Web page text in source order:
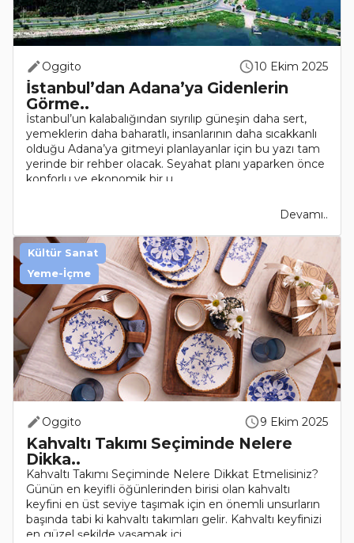
Oggito 10 Ekim 2025
İstanbul’dan Adana’ya Gidenlerin
Görme..
İstanbul’un kalabalığından sıyrılıp güneşin daha sert,
yemeklerin daha baharatlı, insanlarının daha sıcakkanlı
olduğu Adana’ya gitmeyi planlayanlar için bu yazı tam
yerinde bir rehber olacak. Seyahat planı yaparken önce
konforlu ve ekonomik bir u..
Devamı..
Oggito 9 Ekim 2025
Kahvaltı Takımı Seçiminde Nelere
Dikka..
Kahvaltı Takımı Seçiminde Nelere Dikkat Etmelisiniz?
Günün en keyifli öğünlerinden birisi olan kahvaltı
keyfini en üst seviye taşımak için en önemli unsurların
başında tabi ki kahvaltı takımları gelir. Kahvaltı keyfinizi
en güzel şekilde yaşamak içi..
Kültür Sanat
Yeme-İçme